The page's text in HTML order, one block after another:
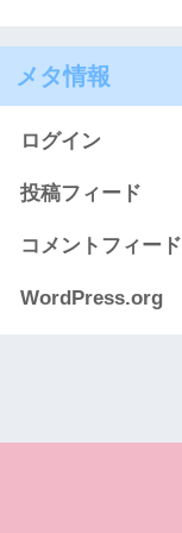
メタ情報
ログイン
投稿フィード
コメントフィード
WordPress.org